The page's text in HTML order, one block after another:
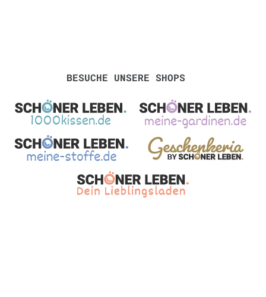
BESUCHE UNSERE SHOPS